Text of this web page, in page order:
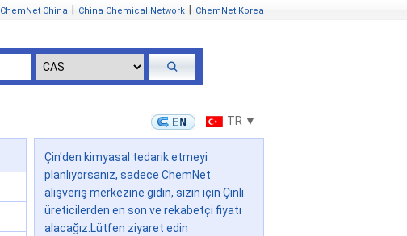
ChemNet China China Chemical Network ChemNet Korea
TR ▼
Çin'den kimyasal tedarik etmeyi
planlıyorsanız, sadece ChemNet
alışveriş merkezine gidin, sizin için Çinli
üreticilerden en son ve rekabetçi fiyatı
alacağız.Lütfen ziyaret edin